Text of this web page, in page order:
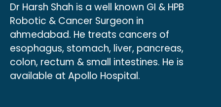
Dr Harsh Shah is a well known GI & HPB
Robotic & Cancer Surgeon in
ahmedabad. He treats cancers of
esophagus, stomach, liver, pancreas,
colon, rectum & small intestines. He is
available at Apollo Hospital.